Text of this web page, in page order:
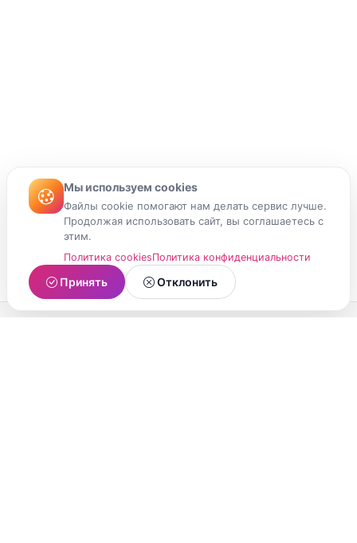
Мы используем cookies
Файлы cookie помогают нам делать сервис лучше.
Продолжая использовать сайт, вы соглашаетесь с
этим.
Политика cookiesПолитика конфиденциальности
Принять Отклонить